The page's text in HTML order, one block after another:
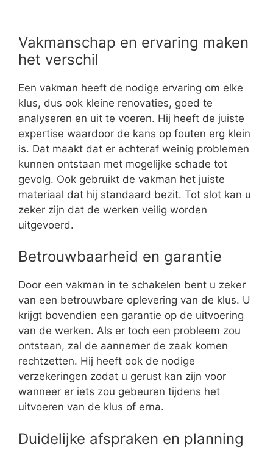
Vakmanschap en ervaring maken
het verschil
Een vakman heeft de nodige ervaring om elke
klus, dus ook kleine renovaties, goed te
analyseren en uit te voeren. Hij heeft de juiste
expertise waardoor de kans op fouten erg klein
is. Dat maakt dat er achteraf weinig problemen
kunnen ontstaan met mogelijke schade tot
gevolg. Ook gebruikt de vakman het juiste
materiaal dat hij standaard bezit. Tot slot kan u
zeker zijn dat de werken veilig worden
uitgevoerd.
Betrouwbaarheid en garantie
Door een vakman in te schakelen bent u zeker
van een betrouwbare oplevering van de klus. U
krijgt bovendien een garantie op de uitvoering
van de werken. Als er toch een probleem zou
ontstaan, zal de aannemer de zaak komen
rechtzetten. Hij heeft ook de nodige
verzekeringen zodat u gerust kan zijn voor
wanneer er iets zou gebeuren tijdens het
uitvoeren van de klus of erna.
Duidelijke afspraken en planning